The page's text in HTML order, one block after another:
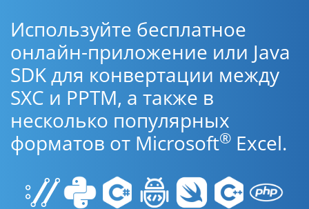
Используйте бесплатное
онлайн-приложение или Java
SDK для конвертации между
SXC и PPTM, а также в
несколько популярных
форматов от Microsoft® Excel.